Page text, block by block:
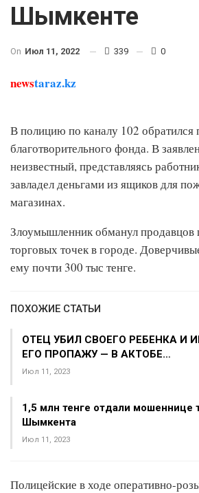
Шымкенте
On Июл 11, 2022 339 0
newstaraz.kz
В полицию по каналу 102 обратился
благотворительного фонда. В
неизвестный, представляясь
завладел деньгами из ящиков для
магазинах.
Злоумышленник обманул продавцов
торговых точек в городе.
ему почти 300 тыс тенге.
ПОХОЖИЕ СТАТЬИ
ОТЕЦ УБИЛ СВОЕГО РЕБЕНКА И
ЕГО ПРОПАЖУ — В АКТОБЕ…
Июл 11, 2023
1,5 млн тенге отдали мошеннице
Шымкента
Июл 11, 2023
Полицейские в ходе оперативно-